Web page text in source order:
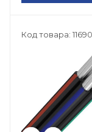
Код товара: